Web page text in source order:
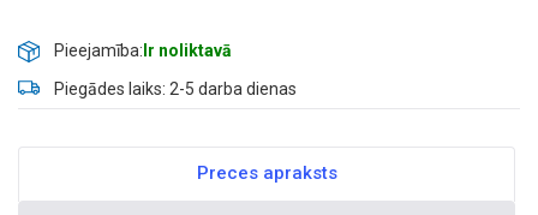
Pieejamība:Ir noliktavā
Piegādes laiks: 2-5 darba dienas
Preces apraksts